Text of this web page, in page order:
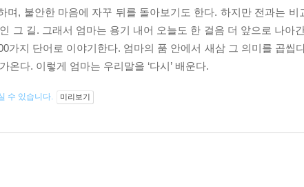
며, 불안한 마음에 자꾸 뒤를 돌아보기도 한다. 하지만 전과는
그 길. 그래서 엄마는 용기 내어 오늘도 한 걸음 더 앞으로 나아
가지 단어로 이야기한다. 엄마의 품 안에서 새삼 그 의미를 곱씹
온다. 이렇게 엄마는 우리말을 ‘다시’ 배운다.
수 있습니다. 미리보기